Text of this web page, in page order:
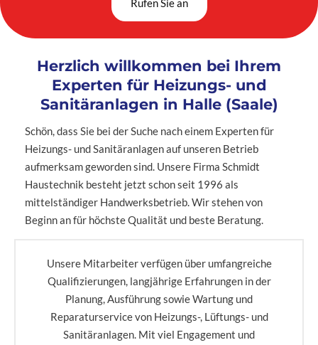
Rufen Sie an
Herzlich willkommen bei Ihrem
Experten für Heizungs- und
Sanitäranlagen in Halle (Saale)
Schön, dass Sie bei der Suche nach einem Experten für
Heizungs- und Sanitäranlagen auf unseren Betrieb
aufmerksam geworden sind. Unsere Firma Schmidt
Haustechnik besteht jetzt schon seit 1996 als
mittelständiger Handwerksbetrieb. Wir stehen von
Beginn an für höchste Qualität und beste Beratung.
Unsere Mitarbeiter verfügen über umfangreiche
Qualifizierungen, langjährige Erfahrungen in der
Planung, Ausführung sowie Wartung und
Reparaturservice von Heizungs-, Lüftungs- und
Sanitäranlagen. Mit viel Engagement und